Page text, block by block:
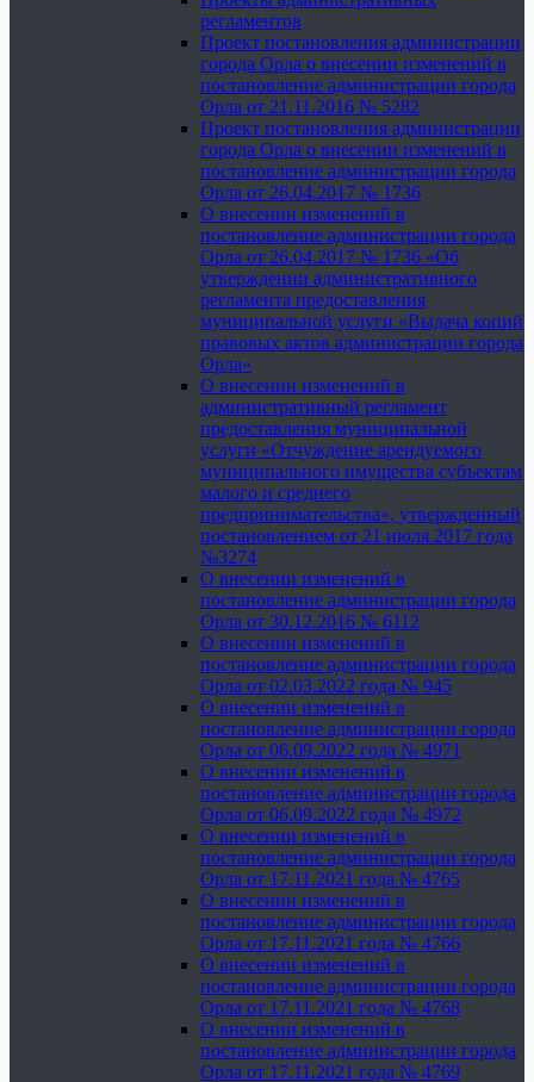
регламентов
Проект постановления администрации
города Орла о внесении изменений в
постановление администрации города
Орла от 21.11.2016 № 5282
Проект постановления администрации
города Орла о внесении изменений в
постановление администрации города
Орла от 26.04.2017 № 1736
О внесении изменений в
постановление администрации города
Орла от 26.04.2017 № 1736 «Об
утверждении административного
регламента предоставления
муниципальной услуги «Выдача копий
правовых актов администрации города
Орла»
О внесении изменений в
административный регламент
предоставления муниципальной
услуги «Отчуждение арендуемого
муниципального имущества субъектам
малого и среднего
предпринимательства», утвержденный
постановлением от 21 июля 2017 года
№3274
О внесении изменений в
постановление администрации города
Орла от 30.12.2016 № 6112
О внесении изменений в
постановление администрации города
Орла от 02.03.2022 года № 945
О внесении изменений в
постановление администрации города
Орла от 06.09.2022 года № 4971
О внесении изменений в
постановление администрации города
Орла от 06.09.2022 года № 4972
О внесении изменений в
постановление администрации города
Орла от 17.11.2021 года № 4765
О внесении изменений в
постановление администрации города
Орла от 17.11.2021 года № 4766
О внесении изменений в
постановление администрации города
Орла от 17.11.2021 года № 4768
О внесении изменений в
постановление администрации города
Орла от 17.11.2021 года № 4769